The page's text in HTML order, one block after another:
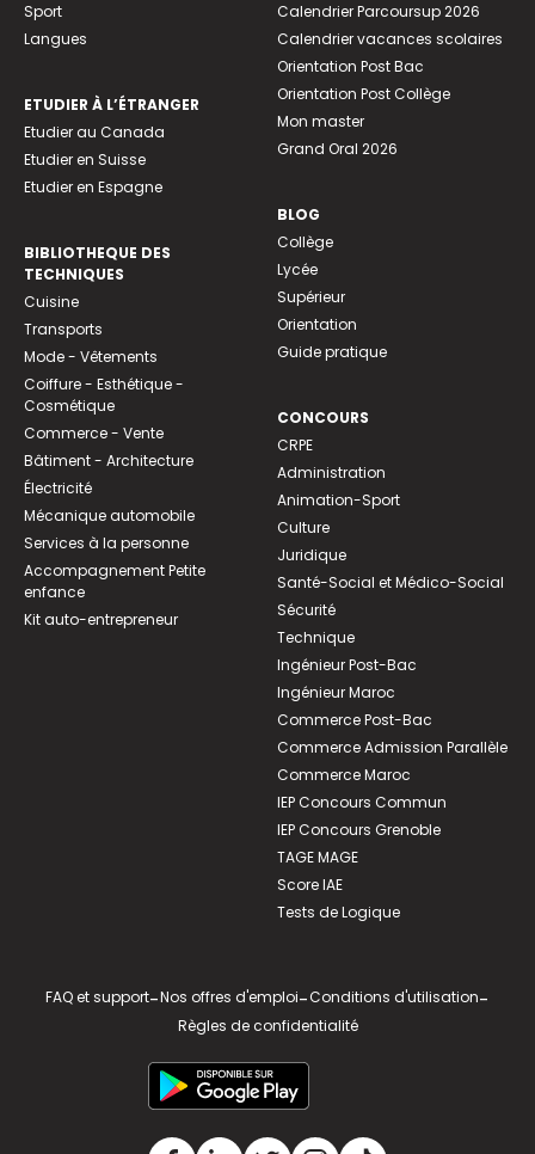
Sport
Langues
ETUDIER À L’ÉTRANGER
Etudier au Canada
Etudier en Suisse
Etudier en Espagne
BIBLIOTHEQUE DES
TECHNIQUES
Cuisine
Transports
Mode - Vêtements
Coiffure - Esthétique -
Cosmétique
Commerce - Vente
Bâtiment - Architecture
Électricité
Mécanique automobile
Services à la personne
Accompagnement Petite
enfance
Kit auto-entrepreneur
Calendrier Parcoursup 2026
Calendrier vacances scolaires
Orientation Post Bac
Orientation Post Collège
Mon master
Grand Oral 2026
BLOG
Collège
Lycée
Supérieur
Orientation
Guide pratique
CONCOURS
CRPE
Administration
Animation-Sport
Culture
Juridique
Santé-Social et Médico-Social
Sécurité
Technique
Ingénieur Post-Bac
Ingénieur Maroc
Commerce Post-Bac
Commerce Admission Parallèle
Commerce Maroc
IEP Concours Commun
IEP Concours Grenoble
TAGE MAGE
Score IAE
Tests de Logique
FAQ et support-Nos offres d'emploi-Conditions d'utilisation-
Règles de confidentialité